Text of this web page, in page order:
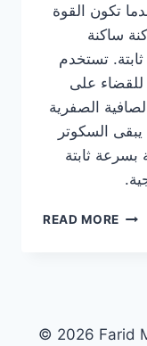
تكون القوة
ساكنة
تستخدم
للقضاء على
الصفرية
السكوتر
بسرعة ثابتة
READ MORE قانون
© 2026 Farid